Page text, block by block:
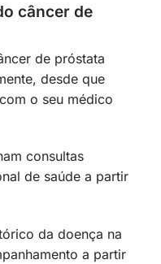
câncer de
de próstata
desde que
o seu médico
consultas
de saúde a partir
da doença na
a partir